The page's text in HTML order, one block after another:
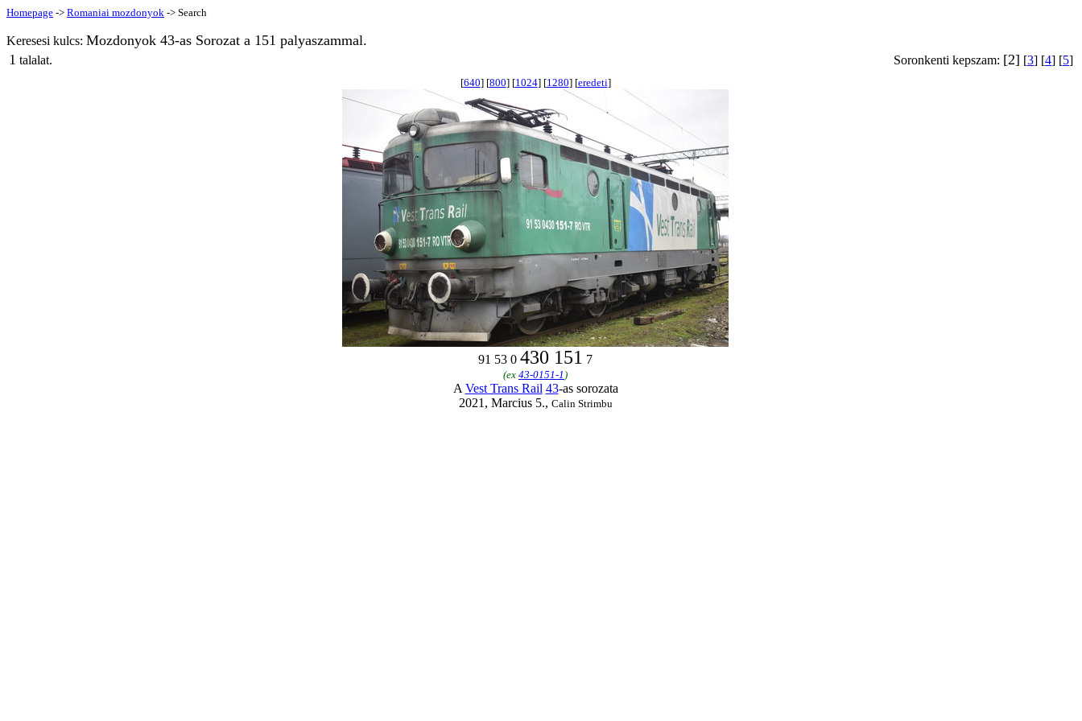
Homepage -> Romaniai mozdonyok -> Search
Keresesi kulcs: Mozdonyok 43-as Sorozat a 151 palyaszammal.
1 talalat. Soronkenti kepszam: [2] [3] [4] [5]
[640] [800] [1024] [1280] [eredeti]
91 53 0 430 151 7
(ex 43-0151-1 )
A Vest Trans Rail 43-as sorozata
2021, Marcius 5., Calin Strimbu